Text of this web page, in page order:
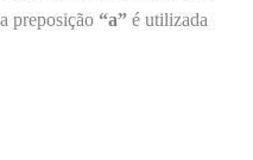
preposição “a” é utilizada